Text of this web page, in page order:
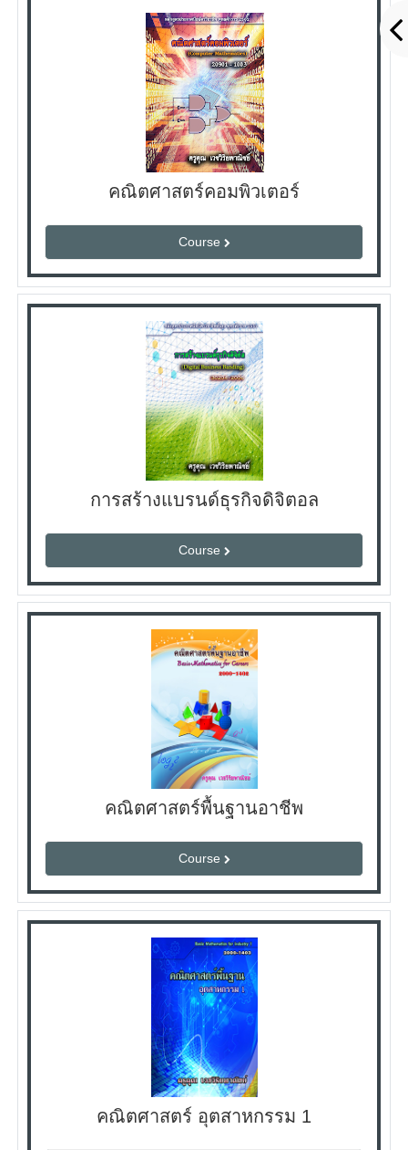
คณิตศาสตร์คอมพิวเตอร์
Course
การสร้างแบรนด์ธุรกิจดิจิตอล
Course
คณิตศาสตร์พื้นฐานอาชีพ
Course
คณิตศาสตร์ อุตสาหกรรม 1